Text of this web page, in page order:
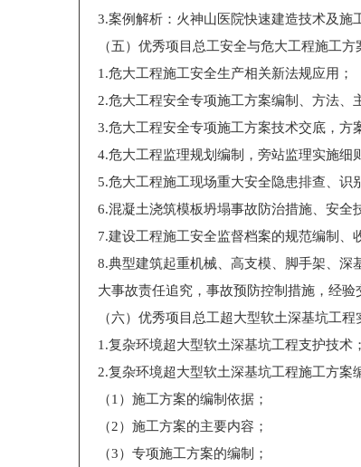
3.案例解析：火神山医院快速建造技术及施
（五）优秀项目总工安全与危大工程施工
1.危大工程施工安全生产相关新法规应用；
2.危大工程安全专项施工方案编制、方法、
3.危大工程安全专项施工方案技术交底，方
4.危大工程监理规划编制，旁站监理实施细
5.危大工程施工现场重大安全隐患排查、识
6.混凝土浇筑模板坍塌事故防治措施、安全
7.建设工程施工安全监督档案的规范编制、
8.典型建筑起重机械、高支模、脚手架、
大事故责任追究，事故预防控制措施，经验
（六）优秀项目总工超大型软土深基坑工程
1.复杂环境超大型软土深基坑工程支护技术；
2.复杂环境超大型软土深基坑工程施工方案
（1）施工方案的编制依据；
（2）施工方案的主要内容；
（3）专项施工方案的编制；